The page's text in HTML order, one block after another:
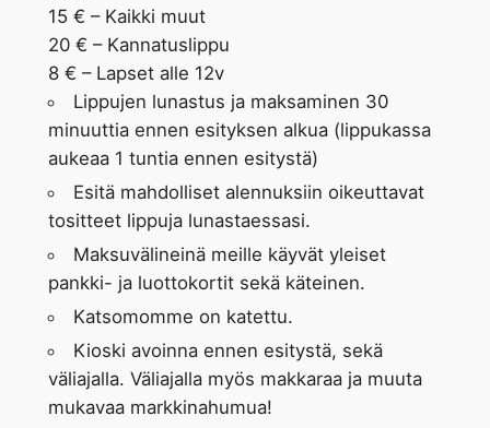
15 € – Kaikki muut
20 € – Kannatuslippu
8 € – Lapset alle 12v
Lippujen lunastus ja maksaminen 30
minuuttia ennen esityksen alkua (lippukassa
aukeaa 1 tuntia ennen esitystä)
Esitä mahdolliset alennuksiin oikeuttavat
tositteet lippuja lunastaessasi.
Maksuvälineinä meille käyvät yleiset
pankki- ja luottokortit sekä käteinen.
Katsomomme on katettu.
Kioski avoinna ennen esitystä, sekä
väliajalla. Väliajalla myös makkaraa ja muuta
mukavaa markkinahumua!